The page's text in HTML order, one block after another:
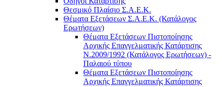
Θεσμικό Πλαίσιο Σ.Α.Ε.Κ.
Θέματα Εξετάσεων Σ.Α.Ε.Κ. (Κατάλογος
Ερωτήσεων)
Θέματα Εξετάσεων Πιστοποίησης
Αρχικής Επαγγελματικής Κατάρτισης
Ν.2009/1992 (Κατάλογος Ερωτήσεων) -
Παλαιού τύπου
Θέματα Εξετάσεων Πιστοποίησης
Αρχικής Επαγγελματικής Κατάρτισης